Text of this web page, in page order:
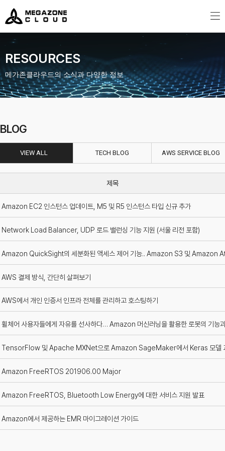
MegazoneCloud
디지털 전문 기업, 메가존클라우드
RESOURCES
메가존클라우드의 소식과 다양한 정보
BLOG
VIEW ALL TECH BLOG AWS SERVICE BLOG
Amazon EC2 인스턴스 업데이트, M5 및 R5 인스턴스 타입 신규 추가
Network Load Balancer, UDP 로드 밸런싱 기능 지원 (서울 리전 포함)
Amazon QuickSight의 세분화된 액세스 제어 기능.. Amazon S3 및 Amazon
AWS 결제 방식, 간단히 살펴보기
AWS에서 개인 인증서 인프라 전체를 관리하고 호스팅하기
휠체어 사용자들에게 자유를 선사하다… Amazon 머신러닝을 활용한 로봇의 기능
TensorFlow 및 Apache MXNet으로 Amazon SageMaker에서 Keras 모델
Amazon FreeRTOS 201906.00 Major
Amazon FreeRTOS, Bluetooth Low Energy에 대한 서비스 지원 발표
Amazon에서 제공하는 EMR 마이그레이션 가이드